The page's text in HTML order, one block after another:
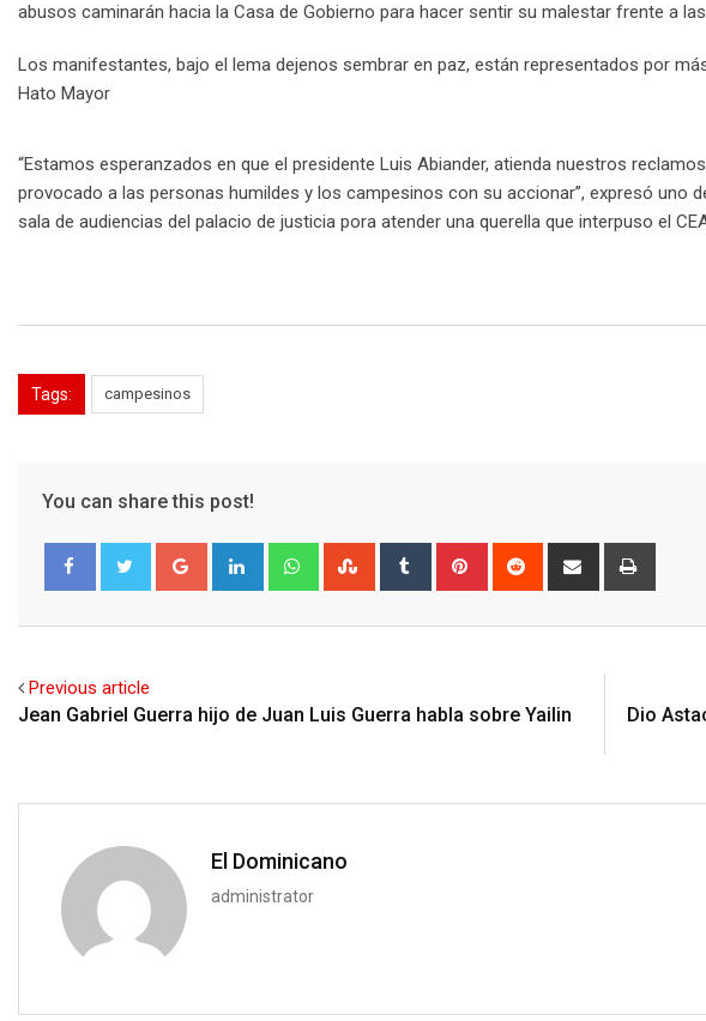
abusos caminarán hacia la Casa de Gobierno para hacer sentir su malestar frente a
Los manifestantes, bajo el lema dejenos sembrar en paz, están representados por
Hato Mayor
“Estamos esperanzados en que el presidente Luis Abiander, atienda nuestros
provocado a las personas humildes y los campesinos con su accionar”, expresó uno
sala de audiencias del palacio de justicia pora atender una querella que interpuso el
Tags: campesinos
You can share this post!
Google+ LinkedIn WhatsappStumbleUpon
Tumblr Pinterest Reddit
Share
Previous article
Jean Gabriel Guerra hijo de Juan Luis Guerra habla sobre Yailin
Dio
El Dominicano
administrator